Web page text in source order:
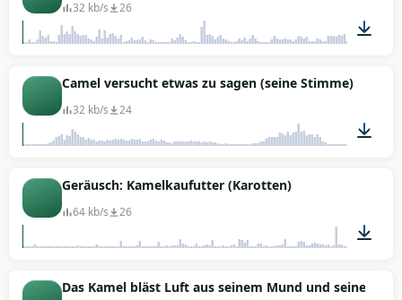
32 kb/s 26
00:44
Camel versucht etwas zu sagen (seine Stimme)
32 kb/s 24
Geräusch: Kamelkaufutter (Karotten)
64 kb/s 26
00:12
Das Kamel bläst Luft aus seinem Mund und seine